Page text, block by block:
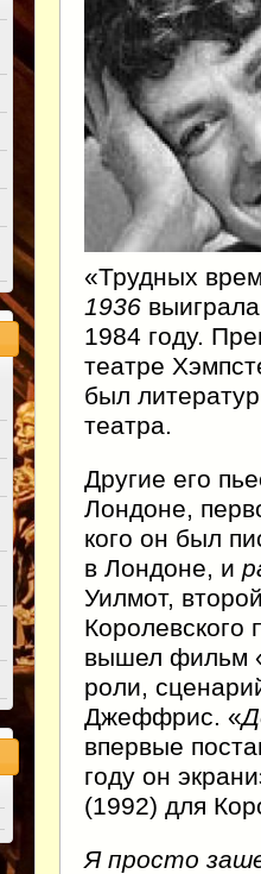
«Трудных
1936
1984 году.
театре
был
театра.
Другие его
Лондоне,
кого он был
в Лондоне, и
Уилмот,
Королевского
вышел фильм
роли,
Джеффрис. «
впервые
году он
(1992) для
Я просто